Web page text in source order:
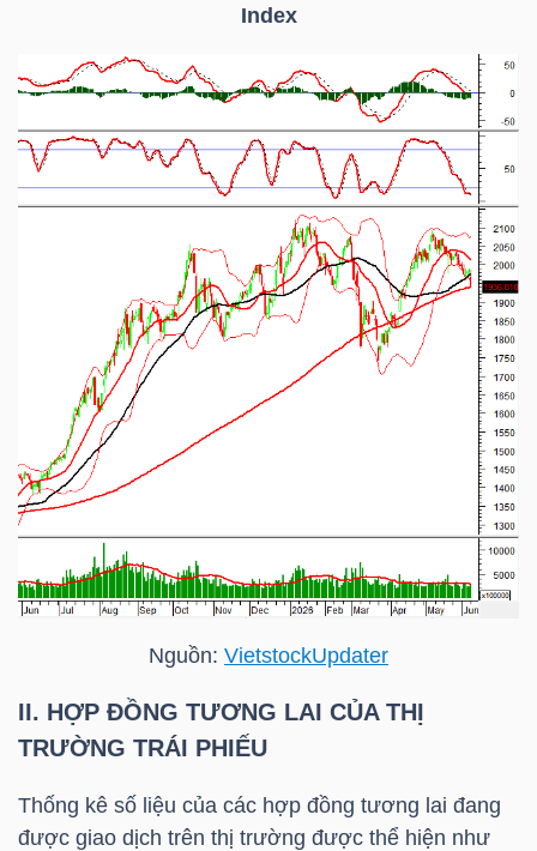
Index
Nguồn: VietstockUpdater
II. HỢP ĐỒNG TƯƠNG LAI CỦA THỊ
TRƯỜNG TRÁI PHIẾU
Thống kê số liệu của các hợp đồng tương lai đang
được giao dịch trên thị trường được thể hiện như
Tất cả Người nội bộ Người liên quan Cổ đông lớn
Tin
tức
(-)
Báo
cáo
phân
Thuật
(-)